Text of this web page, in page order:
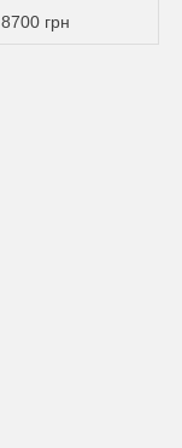
8700 грн